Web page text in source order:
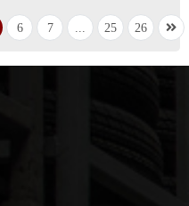
6 7 25 26